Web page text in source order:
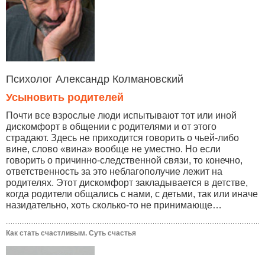
Психолог Александр Колмановский
Усыновить родителей
Почти все взрослые люди испытывают тот или иной
дискомфорт в общении с родителями и от этого
страдают. Здесь не приходится говорить о чьей-либо
вине, слово «вина» вообще не уместно. Но если
говорить о причинно-следственной связи, то конечно,
ответственность за это неблагополучие лежит на
родителях. Этот дискомфорт закладывается в детстве,
когда родители общались с нами, с детьми, так или иначе
назидательно, хоть сколько-то не принимающе…
Как стать счастливым. Суть счастья